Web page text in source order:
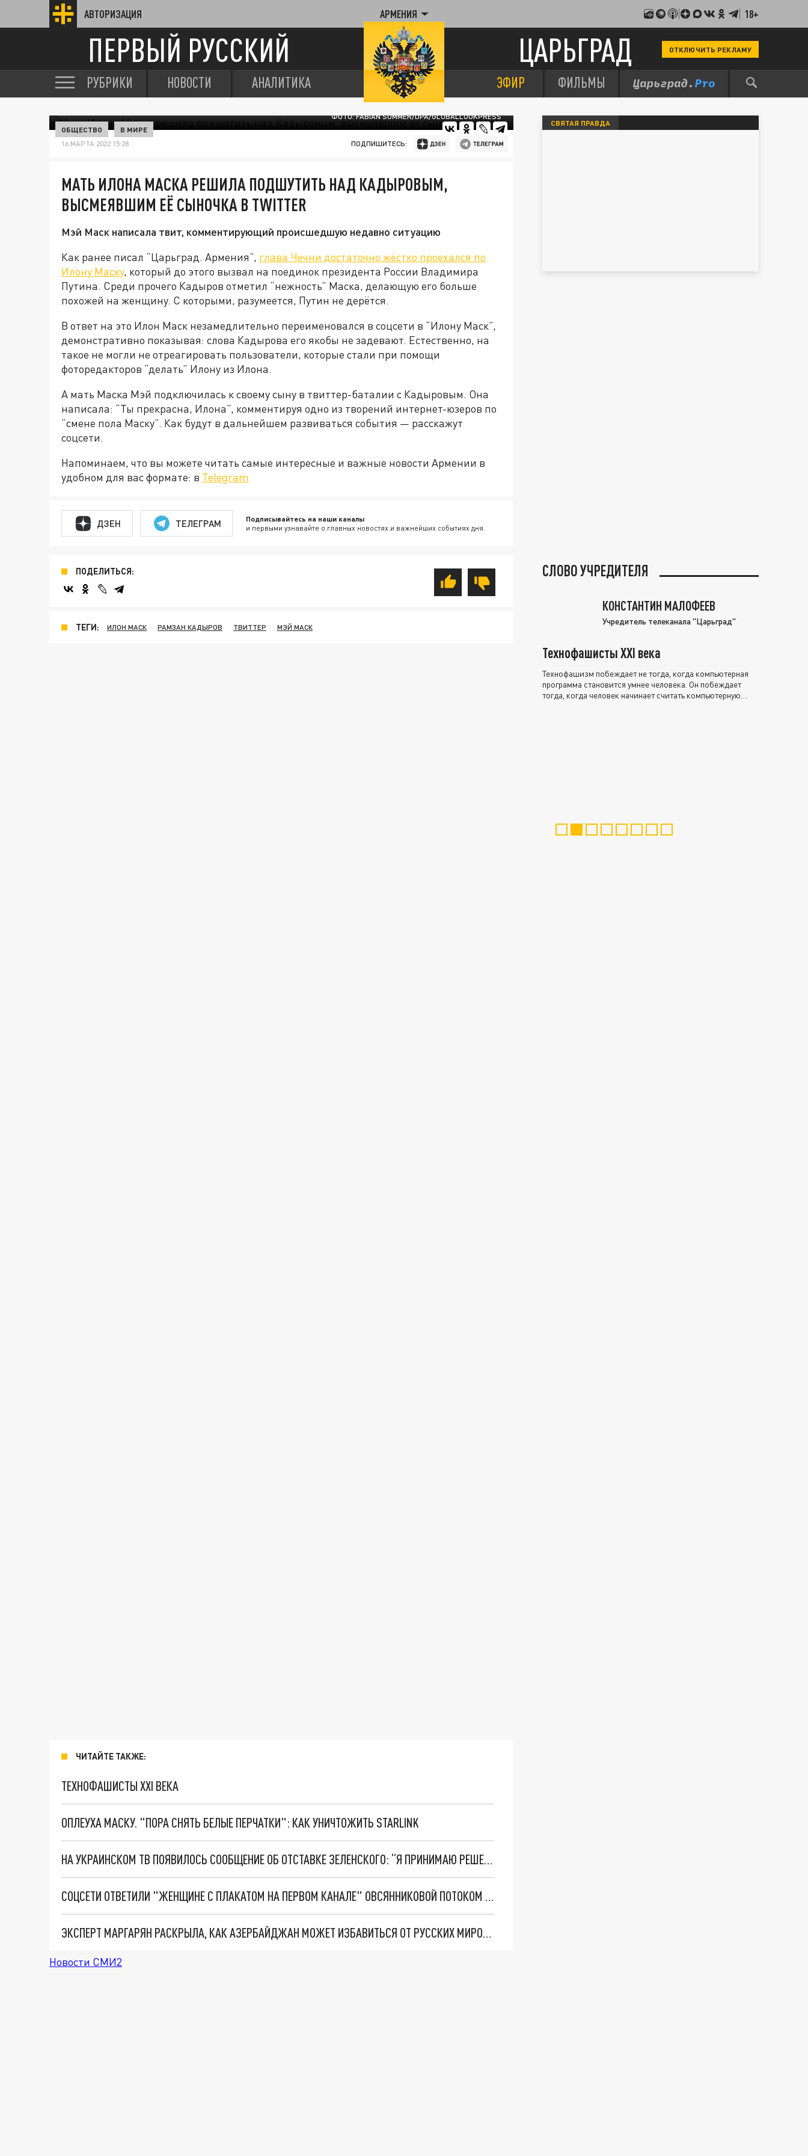
АВТОРИЗАЦИЯ АРМЕНИЯ 18+
ПЕРВЫЙ РУССКИЙ ЦАРЬГРАД ОТКЛЮЧИТЬ РЕКЛАМУ
РУБРИКИ НОВОСТИ АНАЛИТИКА ЭФИР ФИЛЬМЫ
ФОТО: FABIAN SOMMER/DPA/GLOBALLOOKPRESS
ОБЩЕСТВО В МИРЕ
16 МАРТА 2022 15:28 ПОДПИШИТЕСЬ:
МАТЬ ИЛОНА МАСКА РЕШИЛА ПОДШУТИТЬ НАД КАДЫРОВЫМ,
ВЫСМЕЯВШИМ ЕЁ СЫНОЧКА В TWITTER
Мэй Маск написала твит, комментирующий происшедшую недавно ситуацию
Как ранее писал “Царьград. Армения”, глава Чечни достаточно жёстко проехался по
Илону Маску, который до этого вызвал на поединок президента России Владимира
Путина. Среди прочего Кадыров отметил “нежность” Маска, делающую его больше
похожей на женщину. С которыми, разумеется, Путин не дерётся.
В ответ на это Илон Маск незамедлительно переименовался в соцсети в “Илону Маск”,
демонстративно показывая: слова Кадырова его якобы не задевают. Естественно, на
такое не могли не отреагировать пользователи, которые стали при помощи
фоторедакторов “делать” Илону из Илона.
А мать Маска Мэй подключилась к своему сыну в твиттер-баталии с Кадыровым. Она
написала: “Ты прекрасна, Илона”, комментируя одно из творений интернет-юзеров по
“смене пола Маску”. Как будут в дальнейшем развиваться события — расскажут
соцсети.
Напоминаем, что вы можете читать самые интересные и важные новости Армении в
удобном для вас формате: в Telegram
ДЗЕН ТЕЛЕГРАМ Подписывайтесь на наши каналы
и первыми узнавайте о главных новостях и важнейших событиях дня.
ПОДЕЛИТЬСЯ:
ТЕГИ: ИЛОН МАСК РАМЗАН КАДЫРОВ ТВИТТЕР МЭЙ МАСК
ЧИТАЙТЕ ТАКЖЕ:
ТЕХНОФАШИСТЫ XXI ВЕКА
ОПЛЕУХА МАСКУ. "ПОРА СНЯТЬ БЕЛЫЕ ПЕРЧАТКИ": КАК УНИЧТОЖИТЬ STARLINK
НА УКРАИНСКОМ ТВ ПОЯВИЛОСЬ СООБЩЕНИЕ ОБ ОТСТАВКЕ ЗЕЛЕНСКОГО: “Я ПРИНИМАЮ РЕШЕНИЕ ПОПРОЩАТЬСЯ С ВАМИ”
СОЦСЕТИ ОТВЕТИЛИ "ЖЕНЩИНЕ С ПЛАКАТОМ НА ПЕРВОМ КАНАЛЕ" ОВСЯННИКОВОЙ ПОТОКОМ МЕМОВ
ЭКСПЕРТ МАРГАРЯН РАСКРЫЛА, КАК АЗЕРБАЙДЖАН МОЖЕТ ИЗБАВИТЬСЯ ОТ РУССКИХ МИРОТВОРЦЕВ В КАРАБАХЕ
Новости СМИ2
СВЯТАЯ ПРАВДА
СЛОВО УЧРЕДИТЕЛЯ
КОНСТАНТИН МАЛОФЕЕВ
Учредитель телеканала "Царьград"
Технофашисты XXI века
Технофашизм побеждает не тогда, когда компьютерная
программа становится умнее человека. Он побеждает
тогда, когда человек начинает считать компьютерную